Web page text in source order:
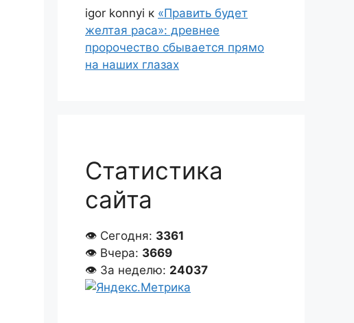
igor konnyi к «Править будет
желтая раса»: древнее
пророчество сбывается прямо
на наших глазах
Статистика
сайта
👁 Сегодня: 3361
👁 Вчера: 3669
👁 За неделю: 24037